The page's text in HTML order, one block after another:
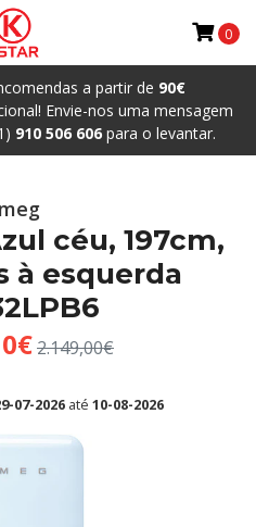
a partir de 90€
Envie-nos uma mensagem
910 506 606para o levantar.
0
céu, 197cm,
à esquerda
2.149,00€
07-2026até 10-08-2026